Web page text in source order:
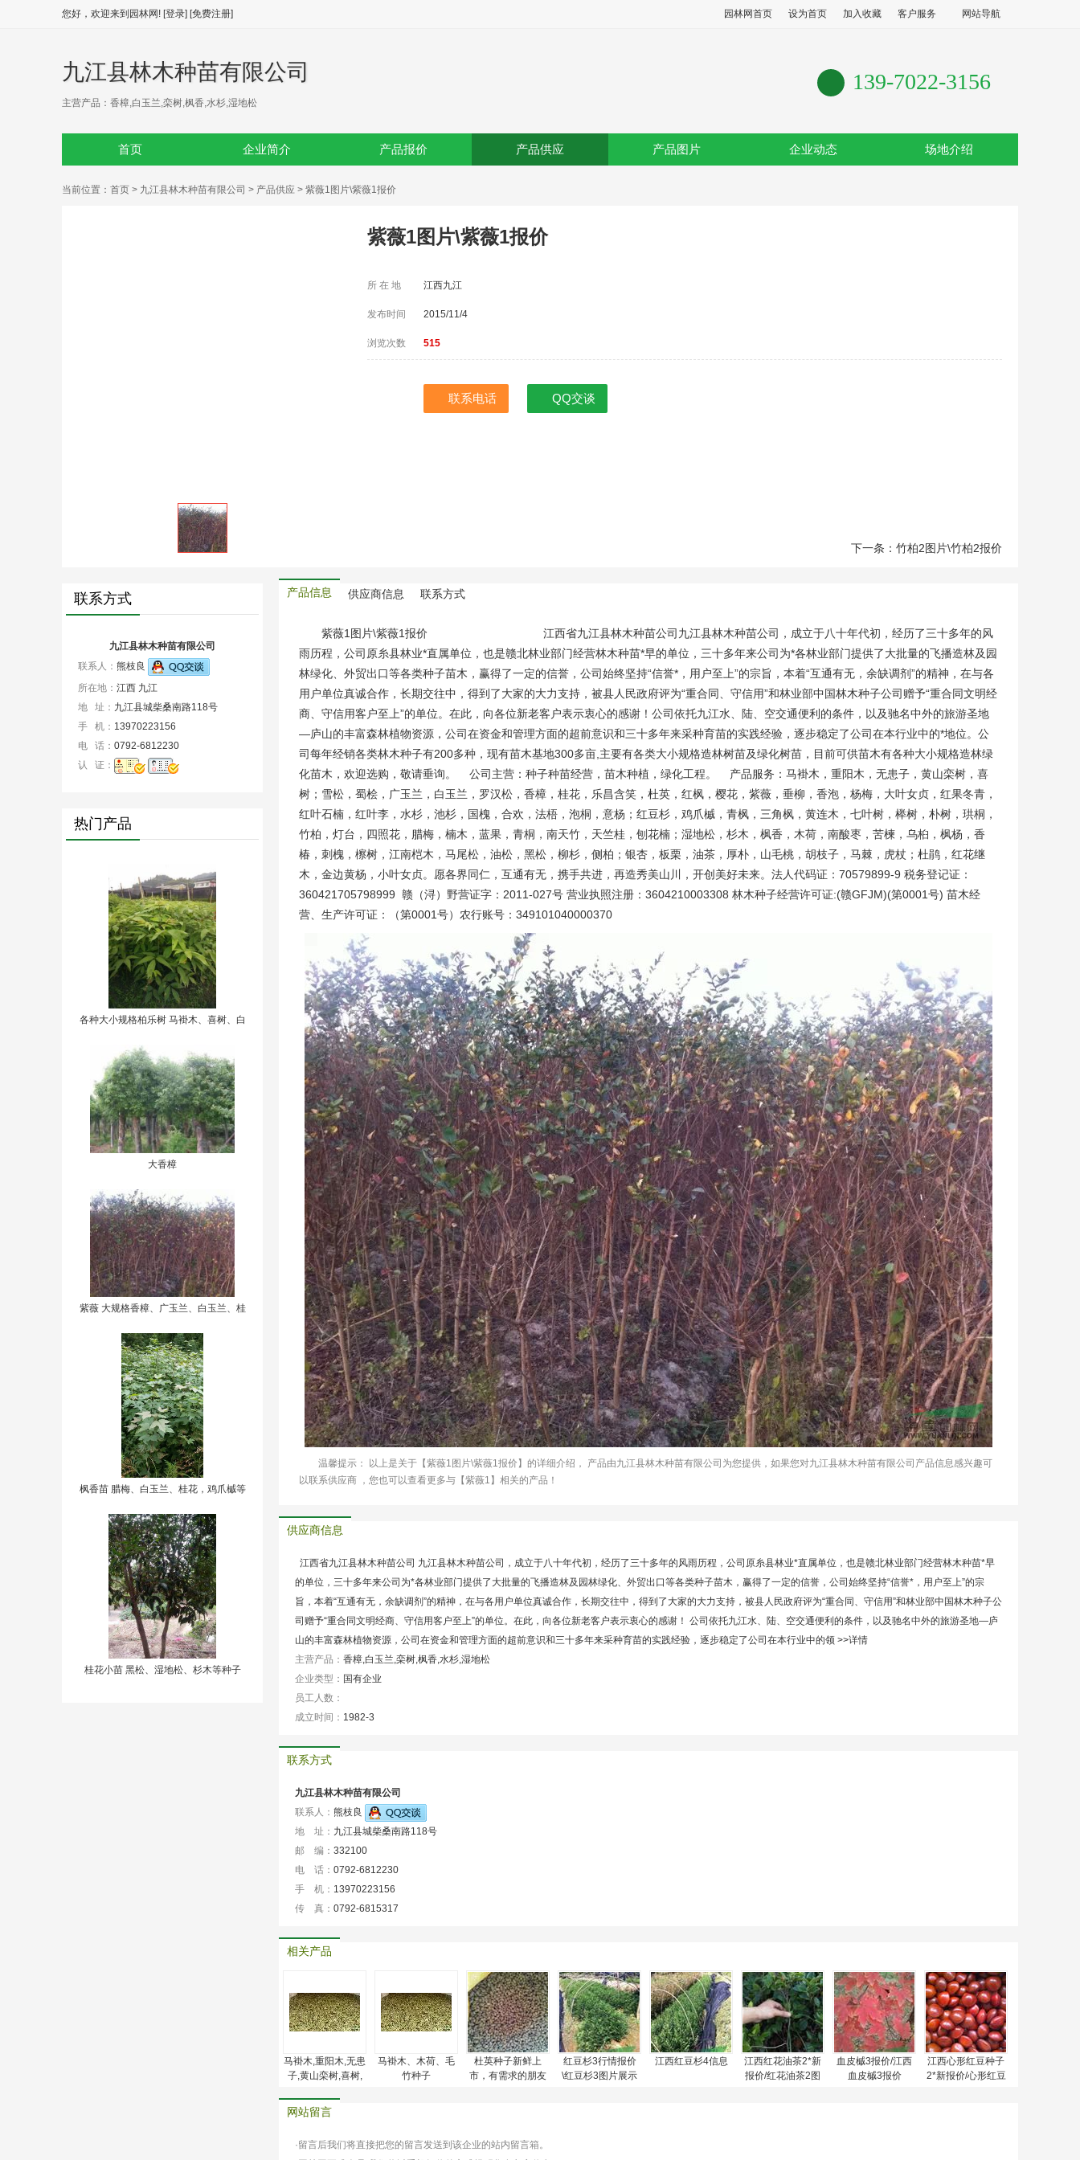
您好，欢迎来到园林网! [登录] [免费注册] 园林网首页 设为首页 加入收藏 客户服务 网站导航
九江县林木种苗有限公司
主营产品：香樟,白玉兰,栾树,枫香,水杉,湿地松
139-7022-3156
首页 企业简介 产品报价 产品供应 产品图片 企业动态 场地介绍
当前位置： 首页 > 九江县林木种苗有限公司 > 产品供应 > 紫薇1图片\紫薇1报价
紫薇1图片\紫薇1报价
所 在 地 江西九江
发布时间 2015/11/4
浏览次数 515
联系电话 QQ交谈
下一条：竹柏2图片\竹柏2报价
联系方式
九江县林木种苗有限公司
联系人： 熊枝良
所在地： 江西 九江
地 址： 九江县城柴桑南路118号
手 机： 13970223156
电 话： 0792-6812230
认 证：
热门产品
各种大小规格柏乐树 马褂木、喜树、白
大香樟
紫薇 大规格香樟、广玉兰、白玉兰、桂
枫香苗 腊梅、白玉兰、桂花，鸡爪槭等
桂花小苗 黑松、湿地松、杉木等种子
产品信息 供应商信息 联系方式
紫薇1图片\紫薇1报价 江西省九江县林木种苗公司九江县林木种苗公司，成立于八十年代初，经历了三十多年的风
雨历程，公司原糸县林业*直属单位，也是赣北林业部门经营林木种苗*早的单位，三十多年来公司为*各林业部门提供了大批量的飞播造林及园
林绿化、外贸出口等各类种子苗木，赢得了一定的信誉，公司始终坚持“信誉*，用户至上”的宗旨，本着“互通有无，余缺调剂”的精神，在与各
用户单位真诚合作，长期交往中，得到了大家的大力支持，被县人民政府评为“重合同、守信用”和林业部中国林木种子公司赠予“重合同文明经
商、守信用客户至上”的单位。在此，向各位新老客户表示衷心的感谢！公司依托九江水、陆、空交通便利的条件，以及驰名中外的旅游圣地
—庐山的丰富森林植物资源，公司在资金和管理方面的超前意识和三十多年来采种育苗的实践经验，逐步稳定了公司在本行业中的*地位。公
司每年经销各类林木种子有200多种，现有苗木基地300多亩,主要有各类大小规格造林树苗及绿化树苗，目前可供苗木有各种大小规格造林绿
化苗木，欢迎选购，敬请垂询。 公司主营：种子种苗经营，苗木种植，绿化工程。 产品服务：马褂木，重阳木，无患子，黄山栾树，喜
树；雪松，蜀桧，广玉兰，白玉兰，罗汉松，香樟，桂花，乐昌含笑，杜英，红枫，樱花，紫薇，垂柳，香泡，杨梅，大叶女贞，红果冬青，
红叶石楠，红叶李，水杉，池杉，国槐，合欢，法梧，泡桐，意杨；红豆杉，鸡爪槭，青枫，三角枫，黄连木，七叶树，榉树，朴树，珙桐，
竹柏，灯台，四照花，腊梅，楠木，蓝果，青桐，南天竹，天竺桂，刨花楠；湿地松，杉木，枫香，木荷，南酸枣，苦楝，乌桕，枫杨，香
椿，刺槐，檫树，江南桤木，马尾松，油松，黑松，柳杉，侧柏；银杏，板栗，油茶，厚朴，山毛桃，胡枝子，马棘，虎杖；杜鹃，红花继
木，金边黄杨，小叶女贞。愿各界同仁，互通有无，携手共进，再造秀美山川，开创美好未来。法人代码证：70579899-9 税务登记证：
360421705798999 赣（浔）野营证字：2011-027号 营业执照注册：3604210003308 林木种子经营许可证:(赣GFJM)(第0001号) 苗木经
营、生产许可证：（第0001号）农行账号：349101040000370
温馨提示： 以上是关于【紫薇1图片\紫薇1报价】的详细介绍， 产品由九江县林木种苗有限公司为您提供，如果您对九江县林木种苗有限公司产品信息感兴趣可
以联系供应商 ，您也可以查看更多与【紫薇1】相关的产品！
供应商信息
江西省九江县林木种苗公司 九江县林木种苗公司，成立于八十年代初，经历了三十多年的风雨历程，公司原糸县林业*直属单位，也是赣北林业部门经营林木种苗*早
的单位，三十多年来公司为*各林业部门提供了大批量的飞播造林及园林绿化、外贸出口等各类种子苗木，赢得了一定的信誉，公司始终坚持“信誉*，用户至上”的宗
旨，本着“互通有无，余缺调剂”的精神，在与各用户单位真诚合作，长期交往中，得到了大家的大力支持，被县人民政府评为“重合同、守信用”和林业部中国林木种子公
司赠予“重合同文明经商、守信用客户至上”的单位。在此，向各位新老客户表示衷心的感谢！ 公司依托九江水、陆、空交通便利的条件，以及驰名中外的旅游圣地—庐
山的丰富森林植物资源，公司在资金和管理方面的超前意识和三十多年来采种育苗的实践经验，逐步稳定了公司在本行业中的领 >>详情
主营产品： 香樟,白玉兰,栾树,枫香,水杉,湿地松
企业类型： 国有企业
员工人数：
成立时间： 1982-3
联系方式
九江县林木种苗有限公司
联系人： 熊枝良
地 址： 九江县城柴桑南路118号
邮 编： 332100
电 话： 0792-6812230
手 机： 13970223156
传 真： 0792-6815317
相关产品
马褂木,重阳木,无患
子,黄山栾树,喜树,
马褂木、木荷、毛
竹种子
杜英种子新鲜上
市，有需求的朋友
红豆杉3行情报价
\红豆杉3图片展示
江西红豆杉4信息
江西红花油茶2*新
报价/红花油茶2图
血皮槭3报价/江西
血皮槭3报价
江西心形红豆种子
2*新报价/心形红豆
网站留言
·留言后我们将直接把您的留言发送到该企业的站内留言箱。